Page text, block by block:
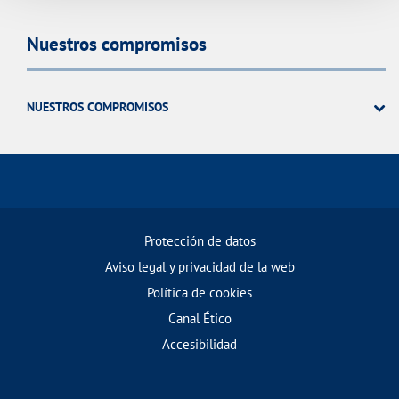
Nuestros compromisos
NUESTROS COMPROMISOS
Protección de datos
Aviso legal y privacidad de la web
Política de cookies
Canal Ético
Accesibilidad